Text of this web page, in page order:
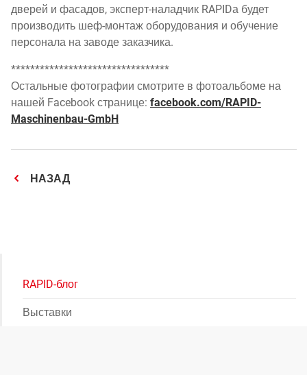
дверей и фасадов, эксперт-наладчик RAPIDа будет
производить шеф-монтаж оборудования и обучение
персонала на заводе заказчика.
*********************************
Остальные фотографии смотрите в фотоальбоме на
нашей Facebook странице: facebook.com/RAPID-
Maschinenbau-GmbH
НАЗАД
RAPID-блог
Выставки